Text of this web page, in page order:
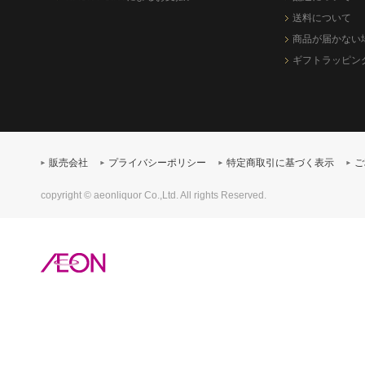
送料について
商品が届かない
ギフトラッピン
販売会社 プライバシーポリシー 特定商取引に基づく表示
copyright © aeonliquor Co.,Ltd. All rights Reserved.